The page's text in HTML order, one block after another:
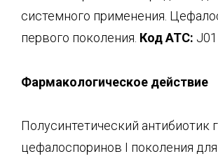
системного применения.
первого поколения. Код АТС:
Фармакологическое действие
Полусинтетический антибиотик
цефалоспоринов I поколения для